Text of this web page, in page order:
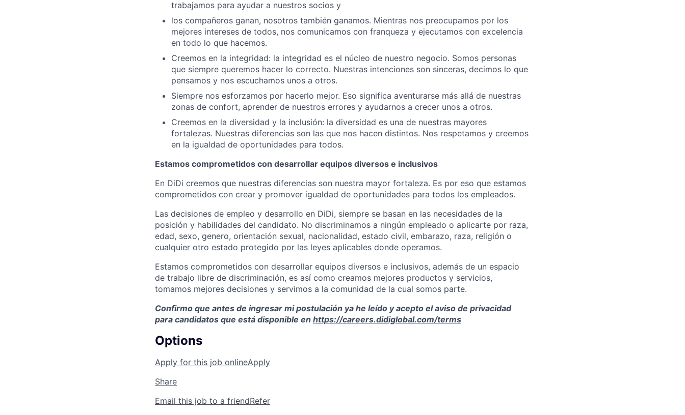
trabajamos para ayudar a nuestros socios y
los compañeros ganan, nosotros también ganamos. Mientras nos preocupamos por los
mejores intereses de todos, nos comunicamos con franqueza y ejecutamos con excelencia
en todo lo que hacemos.
Creemos en la integridad: la integridad es el núcleo de nuestro negocio. Somos personas
que siempre queremos hacer lo correcto. Nuestras intenciones son sinceras, decimos lo que
pensamos y nos escuchamos unos a otros.
Siempre nos esforzamos por hacerlo mejor. Eso significa aventurarse más allá de nuestras
zonas de confort, aprender de nuestros errores y ayudarnos a crecer unos a otros.
Creemos en la diversidad y la inclusión: la diversidad es una de nuestras mayores
fortalezas. Nuestras diferencias son las que nos hacen distintos. Nos respetamos y creemos
en la igualdad de oportunidades para todos.
Estamos comprometidos con desarrollar equipos diversos e inclusivos
En DiDi creemos que nuestras diferencias son nuestra mayor fortaleza. Es por eso que estamos
comprometidos con crear y promover igualdad de oportunidades para todos los empleados.
Las decisiones de empleo y desarrollo en DiDi, siempre se basan en las necesidades de la
posición y habilidades del candidato. No discriminamos a ningún empleado o aplicarte por raza,
edad, sexo, genero, orientación sexual, nacionalidad, estado civil, embarazo, raza, religión o
cualquier otro estado protegido por las leyes aplicables donde operamos.
Estamos comprometidos con desarrollar equipos diversos e inclusivos, además de un espacio
de trabajo libre de discriminación, es así como creamos mejores productos y servicios,
tomamos mejores decisiones y servimos a la comunidad de la cual somos parte.
Confirmo que antes de ingresar mi postulación ya he leído y acepto el aviso de privacidad
para candidatos que está disponible en https://careers.didiglobal.com/terms
Options
Apply for this job onlineApply
Share
Email this job to a friendRefer